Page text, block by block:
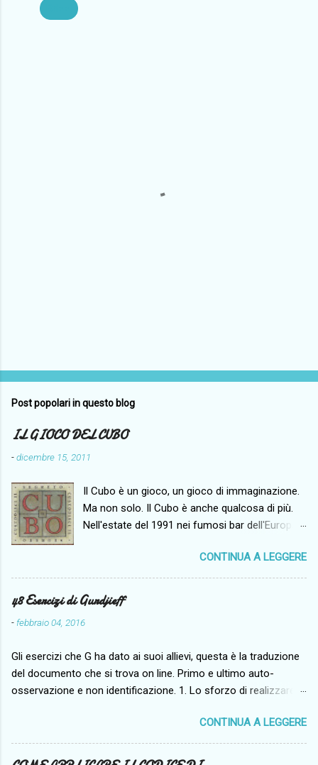
Post popolari in questo blog
IL GIOCO DEL CUBO
-dicembre 15, 2011
Il Cubo è un gioco, un gioco di immaginazione.
Ma non solo. Il Cubo è anche qualcosa di più.
Nell'estate del 1991 nei fumosi bar dell'Europa
quel gioco? Chi l'aveva inventato? Tutti
giocavano ma nessuno sapeva rispondere.
Alcuni sostengono che il Cubo sia un antico
passatempo sufi pieno di insegnamenti
nascosti. Sostengono anche che il Cubo
suoi insegnamenti sono necessari. Là dove è
necessario che lo spirito ritrovi se stesso. È
quello che sta avvenendo proprio qui. Ora.
libro protegge il potere del Cubo. Perché il Cubo
è come il genio della lampada. Se evocato al
CONTINUA A LEGGERE
48 Esercizi di Gurdjieff
- febbraio 04, 2016
Gli esercizi che G ha dato ai suoi allievi, questa è la traduzione
del documento che si trova on line. Primo e ultimo auto-
osservazione e non identificazione. 1. Lo sforzo di realizzare:
collegato a questo organismo (questo animale) con lo scopo
di svilupparlo. 3. Il tentativo di accorgersi della meccanicità
dell’organismo. a. Le sue reazioni abituali a situazioni ricorrenti.
CONTINUA A LEGGERE